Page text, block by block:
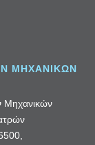
ΜΗΧΑΝΙΚΩΝ
Μηχανικών